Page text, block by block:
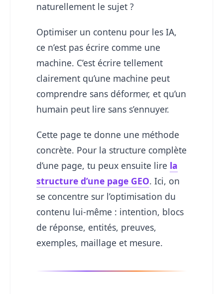
naturellement le sujet ?
Optimiser un contenu pour les IA,
ce n’est pas écrire comme une
machine. C’est écrire tellement
clairement qu’une machine peut
comprendre sans déformer, et qu’un
humain peut lire sans s’ennuyer.
Cette page te donne une méthode
concrète. Pour la structure complète
d’une page, tu peux ensuite lire la
structure d’une page GEO. Ici, on
se concentre sur l’optimisation du
contenu lui-même : intention, blocs
de réponse, entités, preuves,
exemples, maillage et mesure.